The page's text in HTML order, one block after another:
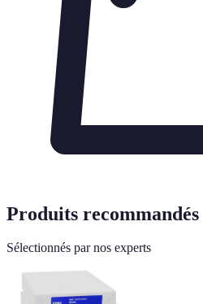
Produits recommandés
Sélectionnés par nos experts